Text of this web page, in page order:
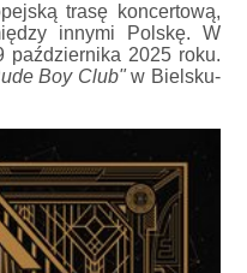
trasę koncertową,
innymi Polskę. W
października 2025 roku.
Boy Club"w Bielsku-